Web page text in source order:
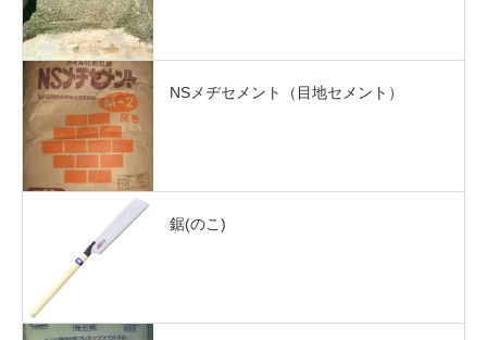
NSメヂセメント（目地セメント）
鋸(のこ)